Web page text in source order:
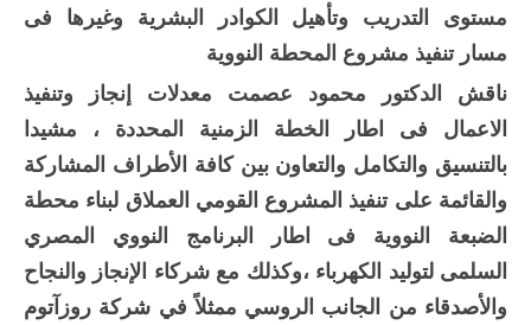
مستوى التدريب وتأهيل الكوادر البشرية وغيرها فى
مسار تنفيذ مشروع المحطة النووية
ناقش الدكتور محمود عصمت معدلات إنجاز وتنفيذ
الاعمال فى اطار الخطة الزمنية المحددة ، مشيدا
بالتنسيق والتكامل والتعاون بين كافة الأطراف المشاركة
والقائمة على تنفيذ المشروع القومي العملاق لبناء محطة
الضبعة النووية فى اطار البرنامج النووي المصري
السلمى لتوليد الكهرباء ،وكذلك مع شركاء الإنجاز والنجاح
والأصدقاء من الجانب الروسي ممثلاً في شركة روزآتوم